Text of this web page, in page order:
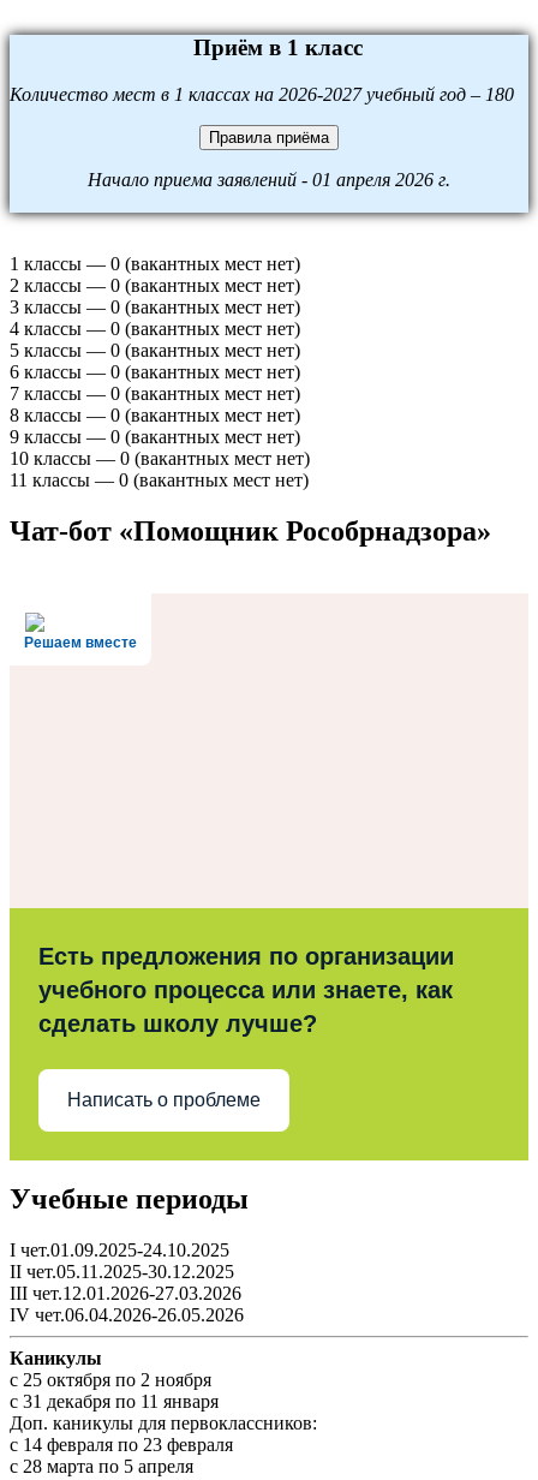
Приём в 1 класс
Количество мест в 1 классах на 2026-2027 учебный год – 180
Правила приёма
Начало приема заявлений - 01 апреля 2026 г.
1 классы — 0 (вакантных мест нет)
2 классы — 0 (вакантных мест нет)
3 классы — 0 (вакантных мест нет)
4 классы — 0 (вакантных мест нет)
5 классы — 0 (вакантных мест нет)
6 классы — 0 (вакантных мест нет)
7 классы — 0 (вакантных мест нет)
8 классы — 0 (вакантных мест нет)
9 классы — 0 (вакантных мест нет)
10 классы — 0 (вакантных мест нет)
11 классы — 0 (вакантных мест нет)
Чат-бот «Помощник Рособрнадзора»
Решаем вместе
Есть предложения по организации
учебного процесса или знаете, как
сделать школу лучше?
Написать о проблеме
Учебные периоды
I чет.01.09.2025-24.10.2025
II чет.05.11.2025-30.12.2025
III чет.12.01.2026-27.03.2026
IV чет.06.04.2026-26.05.2026
Каникулы
c 25 октября по 2 ноября
c 31 декабря по 11 января
Доп. каникулы для первоклассников:
с 14 февраля по 23 февраля
с 28 марта по 5 апреля